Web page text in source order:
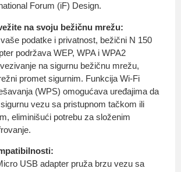
Forum (iF) Design.
na svoju bežičnu mrežu:
podatke i privatnost, bežični N 150
podržava WEP, WPA i WPA2
na sigurnu bežičnu mrežu,
promet sigurnim. Funkcija Wi-Fi
(WPS) omogućava uređajima da
vezu sa pristupnom tačkom ili
eliminišući potrebu za složenim
USB adapter pruža brzu vezu sa